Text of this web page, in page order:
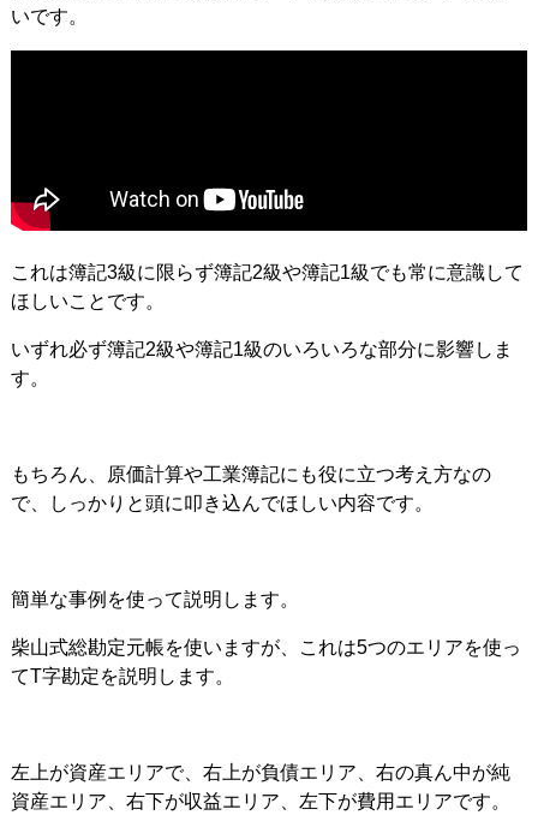
いです。
これは簿記3級に限らず簿記2級や簿記1級でも常に意識して
ほしいことです。
いずれ必ず簿記2級や簿記1級のいろいろな部分に影響しま
す。
もちろん、原価計算や工業簿記にも役に立つ考え方なの
で、しっかりと頭に叩き込んでほしい内容です。
簡単な事例を使って説明します。
柴山式総勘定元帳を使いますが、これは5つのエリアを使っ
てT字勘定を説明します。
左上が資産エリアで、右上が負債エリア、右の真ん中が純
資産エリア、右下が収益エリア、左下が費用エリアです。